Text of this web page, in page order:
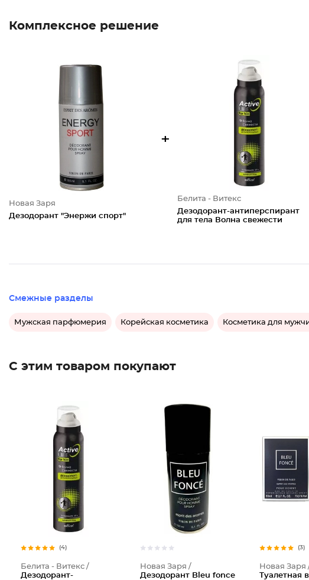
Комплексное решение
Новая Заря
Дезодорант "Энержи спорт"
+
Белита - Витекс
Дезодорант-антиперспирант
для тела Волна свежести
Смежные разделы
Мужская парфюмерия Корейская косметика Косметика для
С этим товаром покупают
(4)
Белита - Витекс /
Дезодорант-
Новая Заря /
Дезодорант Bleu fonce
(3)
Новая Заря
Туалетная